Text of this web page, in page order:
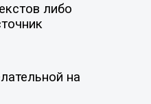
либо
на